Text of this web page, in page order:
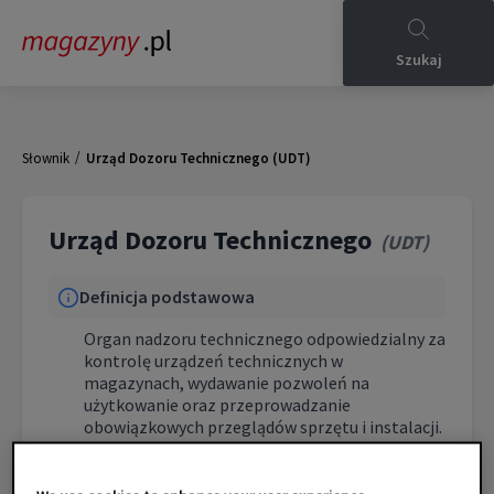
Szukaj
Słownik / Urząd Dozoru Technicznego (UDT)
Urząd Dozoru Technicznego (UDT)
Definicja podstawowa
Organ nadzoru technicznego odpowiedzialny za
kontrolę urządzeń technicznych w
magazynach, wydawanie pozwoleń na
użytkowanie oraz przeprowadzanie
obowiązkowych przeglądów sprzętu i instalacji.